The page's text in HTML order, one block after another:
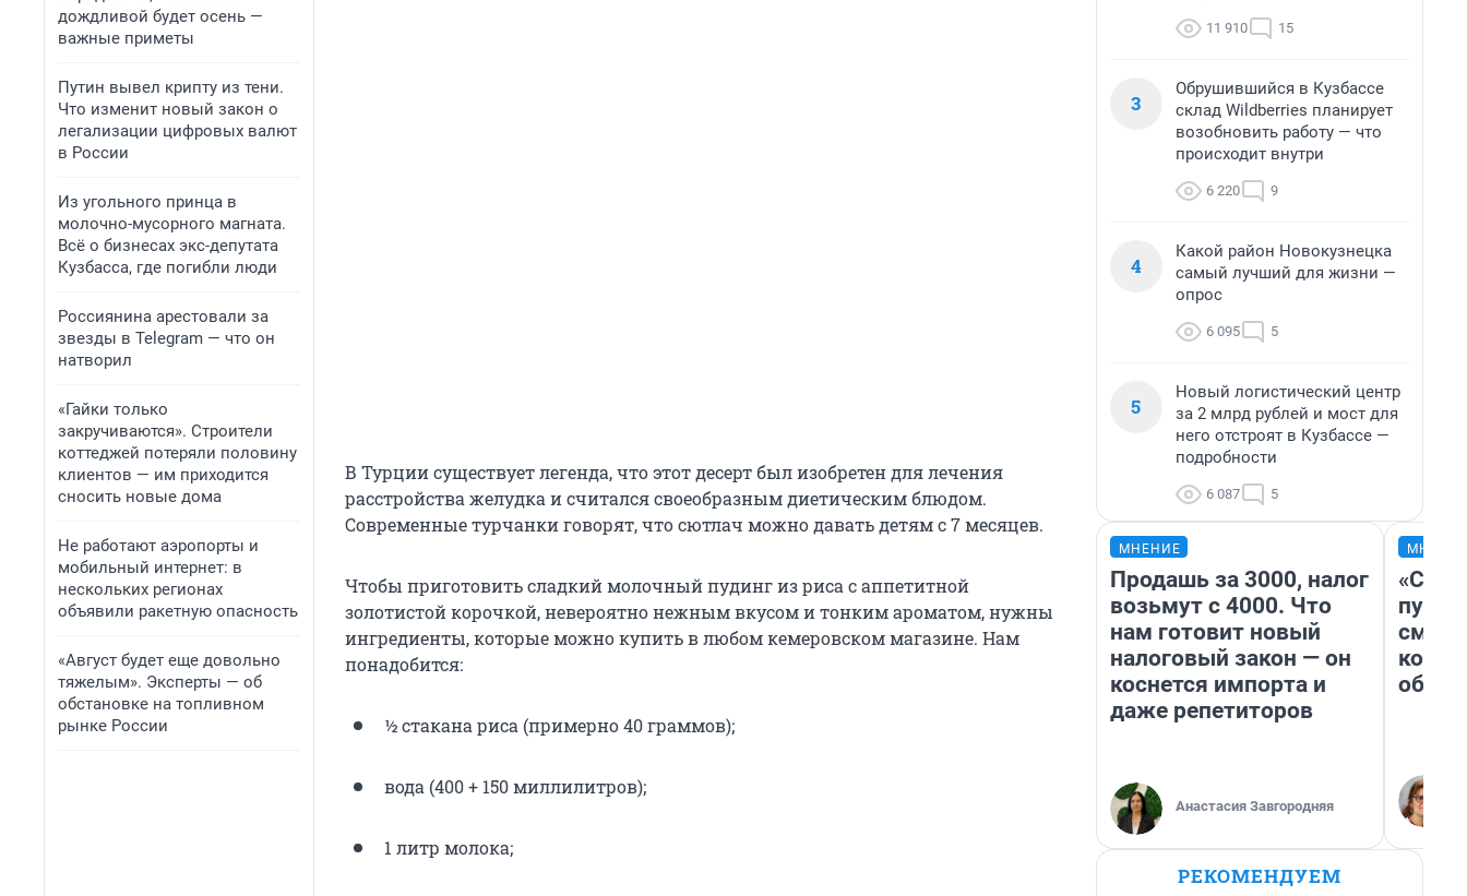
дождливой будет осень —
важные приметы
Путин вывел крипту из тени.
Что изменит новый закон о
легализации цифровых валют
в России
Из угольного принца в
молочно-мусорного магната.
Всё о бизнесах экс-депутата
Кузбасса, где погибли люди
Россиянина арестовали за
звезды в Telegram — что он
натворил
«Гайки только
закручиваются». Строители
коттеджей потеряли половину
клиентов — им приходится
сносить новые дома
Не работают аэропорты и
мобильный интернет: в
нескольких регионах
объявили ракетную опасность
«Август будет еще довольно
тяжелым». Эксперты — об
обстановке на топливном
рынке России
В Турции существует легенда, что этот десерт был изобретен для лечения
расстройства желудка и считался своеобразным диетическим блюдом.
Современные турчанки говорят, что сютлач можно давать детям с 7 месяцев.
Чтобы приготовить сладкий молочный пудинг из риса с аппетитной
золотистой корочкой, невероятно нежным вкусом и тонким ароматом, нужны
ингредиенты, которые можно купить в любом кемеровском магазине. Нам
понадобится:
½ стакана риса (примерно 40 граммов);
вода (400 + 150 миллилитров);
1 литр молока;
11 910 15
3
Обрушившийся в Кузбассе
склад Wildberries планирует
возобновить работу — что
происходит внутри
6 220 9
4
Какой район Новокузнецка
самый лучший для жизни —
опрос
6 095 5
5
Новый логистический центр
за 2 млрд рублей и мост для
него отстроят в Кузбассе —
подробности
6 087 5
МНЕНИЕ
Продашь за 3000, налог
возьмут с 4000. Что
нам готовит новый
налоговый закон — он
коснется импорта и
даже репетиторов
Анастасия Завгородняя
РЕКОМЕНДУЕМ